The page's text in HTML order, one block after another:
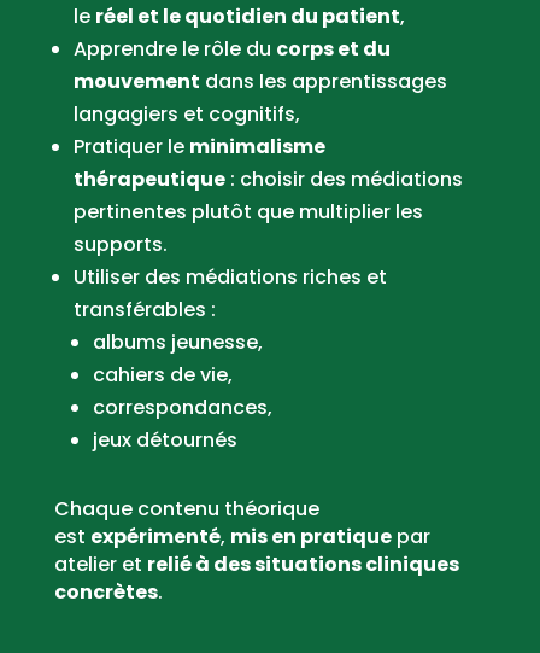
le réel et le quotidien du patient,
Apprendre le rôle du corps et du
mouvement dans les apprentissages
langagiers et cognitifs,
Pratiquer le minimalisme
thérapeutique: choisir des médiations
pertinentes plutôt que multiplier les
supports.
Utiliser des médiations riches et
transférables :
albums jeunesse,
cahiers de vie,
correspondances,
jeux détournés
Chaque contenu théorique
est expérimenté, mis en pratiquepar
atelier et relié à des situations cliniques
concrètes.